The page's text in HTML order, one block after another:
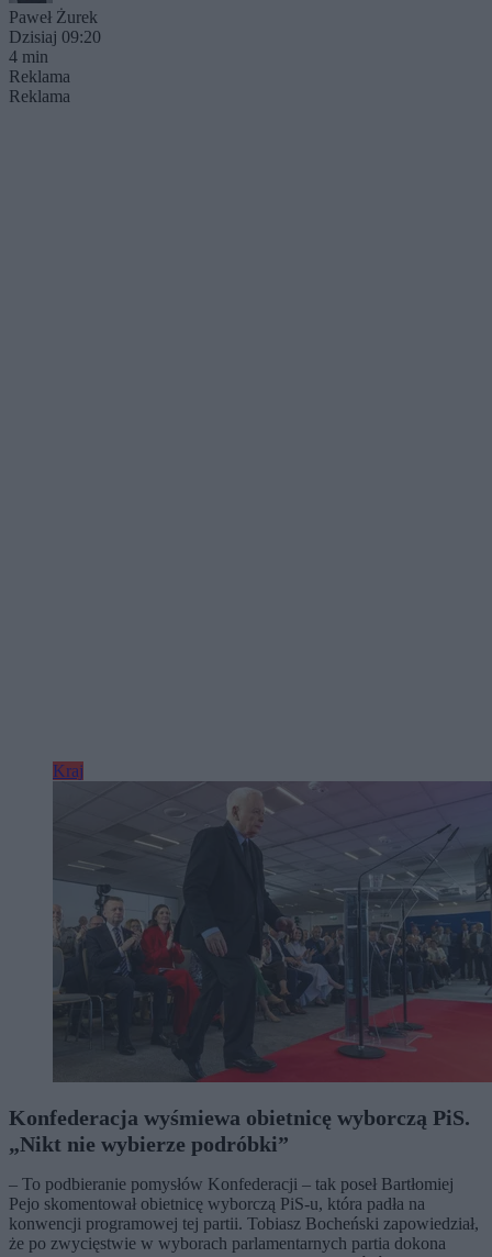
Paweł Żurek
Dzisiaj 09:20
4 min
Reklama
Reklama
Kraj
Konfederacja wyśmiewa obietnicę wyborczą PiS.
„Nikt nie wybierze podróbki”
– To podbieranie pomysłów Konfederacji – tak poseł Bartłomiej
Pejo skomentował obietnicę wyborczą PiS-u, która padła na
konwencji programowej tej partii. Tobiasz Bocheński zapowiedział,
że po zwycięstwie w wyborach parlamentarnych partia dokona